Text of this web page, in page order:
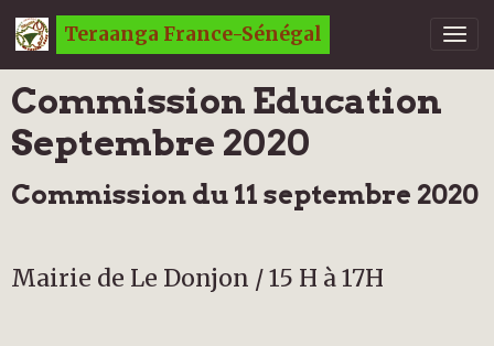
Teraanga France-Sénégal
Commission Education
Septembre 2020
Commission du 11 septembre 2020
Mairie de Le Donjon / 15 H à 17H